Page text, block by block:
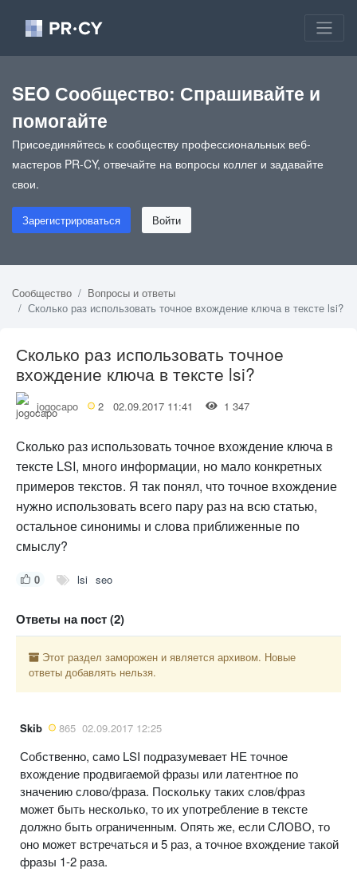
SEO Сообщество: Спрашивайте и
помогайте
Присоединяйтесь к сообществу профессиональных веб-
мастеров PR-CY, отвечайте на вопросы коллег и задавайте
свои.
Зарегистрироваться Войти
Сообщество
Вопросы и ответы
Сколько раз использовать точное вхождение ключа в тексте lsi?
Сколько раз использовать точное
вхождение ключа в тексте lsi?
jogocapo 2 02.09.2017 11:41 1 347
Сколько раз использовать точное вхождение ключа в
тексте LSI, много информации, но мало конкретных
примеров текстов. Я так понял, что точное вхождение
нужно использовать всего пару раз на всю статью,
остальное синонимы и слова приближенные по
смыслу?
0 lsi seo
Ответы на пост (2)
Этот раздел заморожен и является архивом. Новые
ответы добавлять нельзя.
Skib 865 02.09.2017 12:25
Собственно, само LSI подразумевает НЕ точное
вхождение продвигаемой фразы или латентное по
значению слово/фраза. Поскольку таких слов/фраз
может быть несколько, то их употребление в тексте
должно быть ограниченным. Опять же, если СЛОВО, то
оно может встречаться и 5 раз, а точное вхождение такой
фразы 1-2 раза.